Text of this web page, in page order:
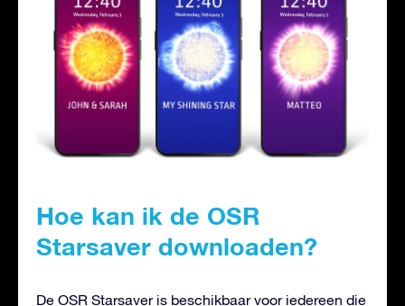
Hoe kan ik de OSR
Starsaver downloaden?
De OSR Starsaver is beschikbaar voor iedereen die